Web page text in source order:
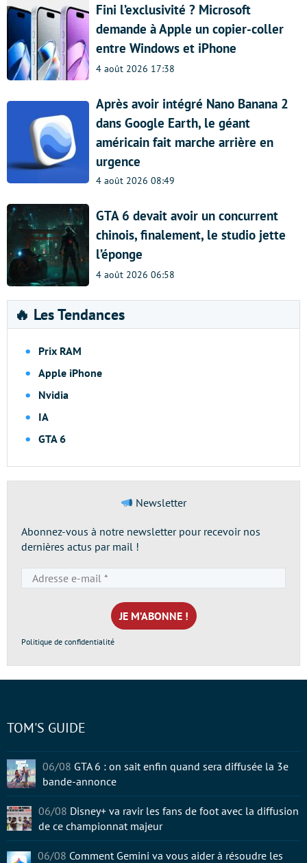
Fini l’exclusivité ? Microsoft
demande à Apple un copier-coller
entre Windows et iPhone
4 août 2026 17:38
Après avoir intégré Nano Banana 2
dans Google Earth, le géant
américain fait marche arrière en
urgence
4 août 2026 08:49
GTA 6 devait avoir un concurrent
chinois, finalement, le studio jette
l’éponge
4 août 2026 06:58
🔥 Les Tendances
Prix RAM
Apple iPhone
Nvidia
IA
GTA 6
Newsletter
Abonnez-vous à notre newsletter pour recevoir nos
dernières actus par mail !
e-
mail
*
Politique de confidentialité
TOM'S GUIDE
06/08 GTA 6 : on sait enfin quand sera diffusée la 3e
bande-annonce
06/08 Disney+ va ravir les fans de foot avec la diffusion
de ce championnat majeur
06/08 Comment Gemini va vous aider à résoudre les